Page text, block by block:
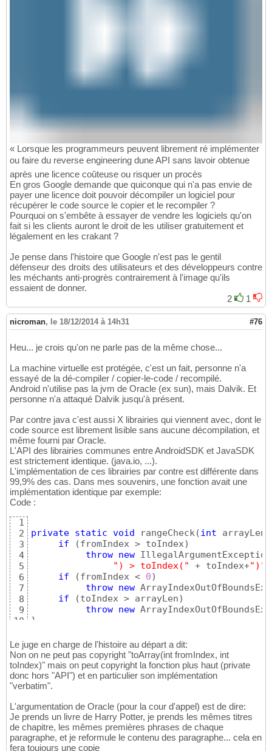
« Lorsque les programmeurs peuvent librement ré implémenter
ou faire du reverse engineering dune API sans lavoir obtenue
après une licence coûteuse ou risquer un procès
En gros Google demande que quiconque qui n'a pas envie de
payer une licence doit pouvoir décompiler un logiciel pour
récupérer le code source le copier et le recompiler ?
Pourquoi on s'embête à essayer de vendre les logiciels qu'on
fait si les clients auront le droit de les utiliser gratuitement et
légalement en les crakant ?
Je pense dans l'histoire que Google n'est pas le gentil
défenseur des droits des utilisateurs et des développeurs contre
les méchants anti-progrès contrairement à l'image qu'ils
essaient de donner.
2
1
nicroman, le 18/12/2014 à 14h31 #76
Heu... je crois qu'on ne parle pas de la même chose...
La machine virtuelle est protégée, c'est un fait, personne n'a
essayé de la dé-compiler / copier-le-code / recompilé.
Android n'utilise pas la jvm de Oracle (ex sun), mais Dalvik. Et
personne n'a attaqué Dalvik jusqu'à présent.
Par contre java c'est aussi X librairies qui viennent avec, dont le
code source est librement lisible sans aucune décompilation, et
même fourni par Oracle.
L'API des librairies communes entre AndroidSDK et JavaSDK
est strictement identique. (java.io, ...).
L'implémentation de ces librairies par contre est différente dans
99,9% des cas. Dans mes souvenirs, une fonction avait une
implémentation identique par exemple:
Code :
1
2
3
4
5
6
7
8
9
10
private static void rangeCheck(int
if
(fromIndex > toIndex)
throw new IllegalArgumentException
") > toIndex("
+ toIndex+")"
if
(fromIndex < 0)
throw new
if
(toIndex > arrayLen)
throw new
}
Le juge en charge de l'histoire au départ a dit:
Non on ne peut pas copyright "toArray(int fromIndex, int
toIndex)" mais on peut copyright la fonction plus haut (private
donc hors "API") et en particulier son implémentation
"verbatim".
L'argumentation de Oracle (pour la cour d'appel) est de dire:
Je prends un livre de Harry Potter, je prends les mêmes titres
de chapitre, les mêmes premières phrases de chaque
paragraphe, et je reformule le contenu des paragraphe... cela en
fera toujours une copie